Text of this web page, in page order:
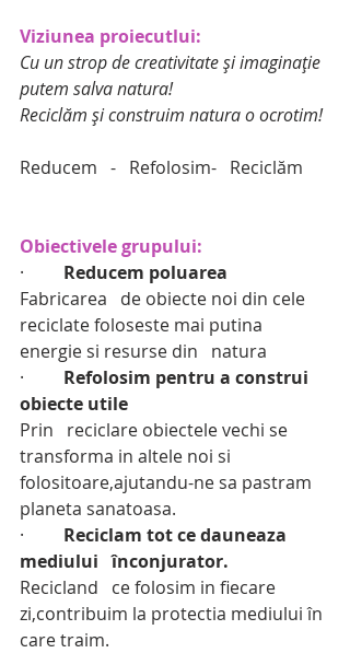
Viziunea proiecutlui:
Cu un strop de creativitate și imaginație
putem salva natura!
Reciclăm și construim natura o ocrotim!
Reducem   -   Refolosim-   Reciclăm
Obiectivele grupului:
· Reducem poluarea
Fabricarea   de obiecte noi din cele
reciclate foloseste mai putina
energie si resurse din   natura
· Refolosim pentru a construi
obiecte utile
Prin   reciclare obiectele vechi se
transforma in altele noi si
folositoare,ajutandu-ne sa pastram
planeta sanatoasa.
· Reciclam tot ce dauneaza
mediului   înconjurator.
Recicland   ce folosim in fiecare
zi,contribuim la protectia mediului în
care traim.